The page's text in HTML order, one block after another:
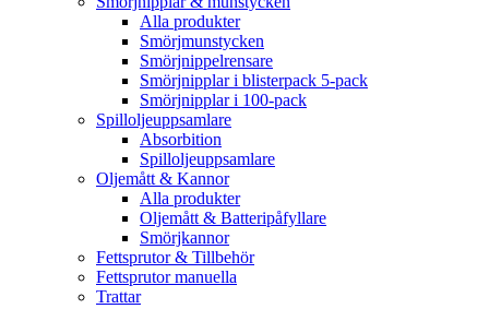
Alla produkter
Smörjmunstycken
Smörjnippelrensare
Smörjnipplar i blisterpack 5-pack
Smörjnipplar i 100-pack
Spilloljeuppsamlare
Absorbition
Spilloljeuppsamlare
Oljemått & Kannor
Alla produkter
Oljemått & Batteripåfyllare
Smörjkannor
Fettsprutor & Tillbehör
Fettsprutor manuella
Trattar